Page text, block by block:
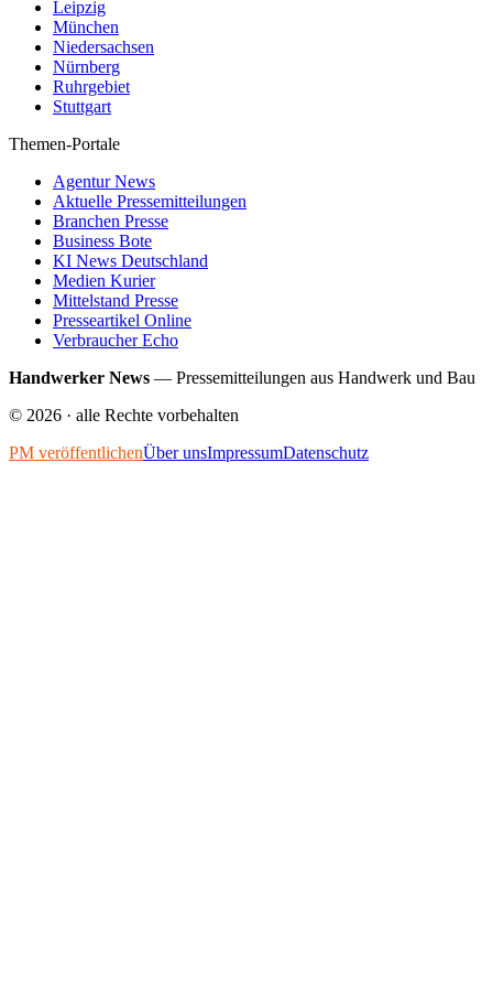
Leipzig
München
Niedersachsen
Nürnberg
Ruhrgebiet
Stuttgart
Themen-Portale
Agentur News
Aktuelle Pressemitteilungen
Branchen Presse
Business Bote
KI News Deutschland
Medien Kurier
Mittelstand Presse
Presseartikel Online
Verbraucher Echo
Handwerker News — Pressemitteilungen aus Handwerk und Bau
© 2026 · alle Rechte vorbehalten
PM veröffentlichenÜber unsImpressumDatenschutz